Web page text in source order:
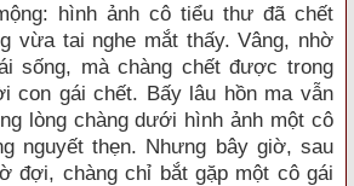
hình ảnh cô tiểu thư đã chết
vừa tai nghe mắt thấy. Vâng, nhờ
sống, mà chàng chết được trong
con gái chết. Bấy lâu hồn ma vẫn
lòng chàng dưới hình ảnh một cô
nguyết thẹn. Nhưng bây giờ, sau
đợi, chàng chỉ bắt gặp một cô gái